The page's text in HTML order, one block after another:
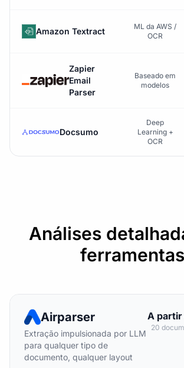
Amazon Textract
ML da AWS /
OCR
Zapier
Email
Parser
Baseado em
modelos
Docsumo
Deep
Learning +
OCR
Análises
ferramentas
Airparser
Extração impulsionada por LLM
para qualquer tipo de
documento, qualquer layout
A
20